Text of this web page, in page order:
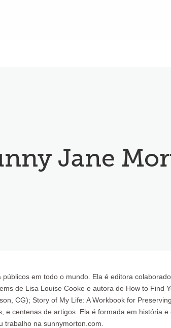
Jane
em todo o mundo. Ela é editora
de Lisa Louise Cooke e autora de How to Find
CG); Story of My Life: A Workbook for
e centenas de artigos. Ela é formada em história e
trabalho na sunnymorton.com.